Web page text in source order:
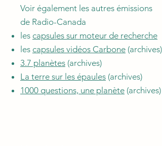
Voir également les autres émissions
de Radio-Canada
les capsules sur moteur de recherche
les capsules vidéos Carbone (archives)
3.7 planètes (archives)
La terre sur les épaules (archives)
1000 questions, une planète (archives)